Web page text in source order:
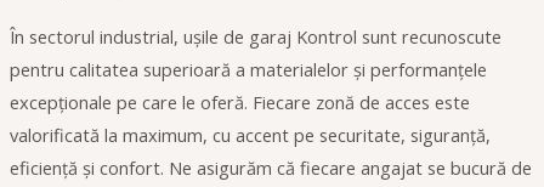
În sectorul industrial, ușile de garaj Kontrol sunt recunoscute
pentru calitatea superioară a materialelor și performanțele
excepționale pe care le oferă. Fiecare zonă de acces este
valorificată la maximum, cu accent pe securitate, siguranță,
eficiență și confort. Ne asigurăm că fiecare angajat se bucură de